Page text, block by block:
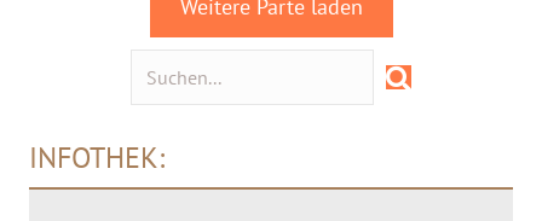
Weitere Parte laden
INFOTHEK: